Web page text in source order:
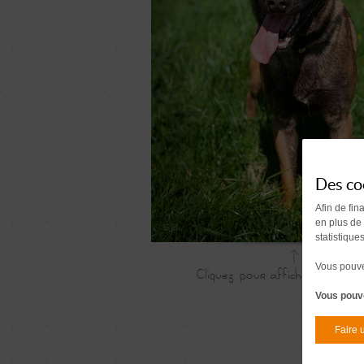
Des
Afin de
en plus
Vous
Vous
Faire